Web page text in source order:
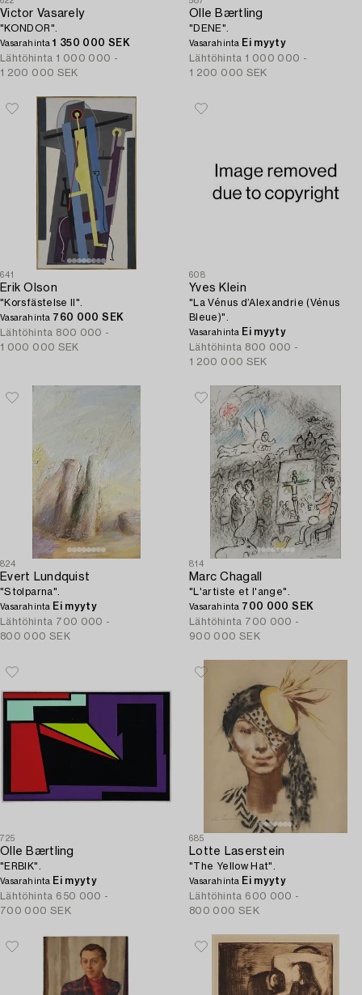
Victor Vasarely
"KONDOR".
Vasarahinta1 350 000 SEK
Lähtöhinta 1 000 000 -
1 200 000 SEK
Olle Bærtling
"DENE".
Vasarahinta Ei myyty
Lähtöhinta 1 000 000 -
1 200 000 SEK
641
Erik Olson
"Korsfästelse II".
Vasarahinta 760 000 SEK
Lähtöhinta 800 000 -
1 000 000 SEK
608
Yves Klein
"La Vénus d’Alexandrie (Vénus
Bleue)".
Vasarahinta Ei myyty
Lähtöhinta 800 000 -
1 200 000 SEK
824
Evert Lundquist
"Stolparna".
Vasarahinta Ei myyty
Lähtöhinta 700 000 -
800 000 SEK
814
Marc Chagall
"L'artiste et l'ange".
Vasarahinta 700 000 SEK
Lähtöhinta 700 000 -
900 000 SEK
725
Olle Bærtling
"ERBIK".
Vasarahinta Ei myyty
Lähtöhinta 650 000 -
700 000 SEK
685
Lotte Laserstein
"The Yellow Hat".
Vasarahinta Ei myyty
Lähtöhinta 600 000 -
800 000 SEK